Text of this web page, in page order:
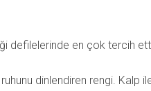
defilelerinde en çok tercih
ruhunu dinlendiren rengi. Kalp